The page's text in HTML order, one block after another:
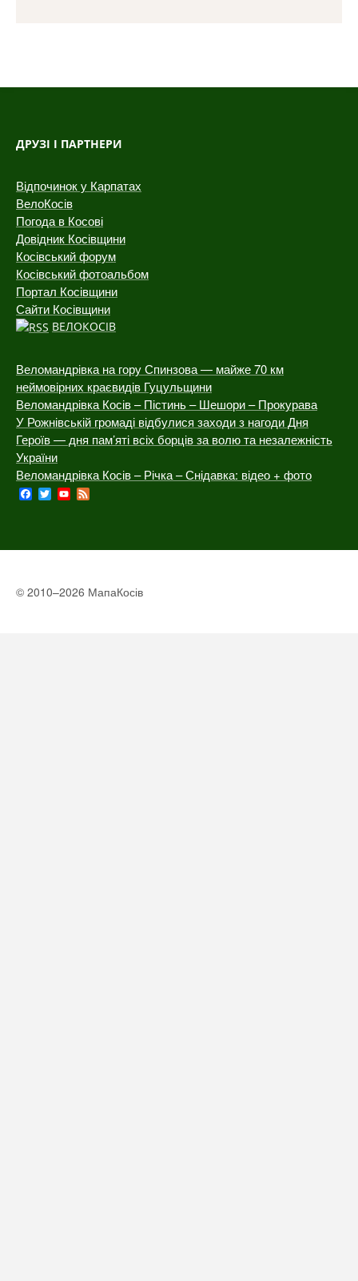
ДРУЗІ І ПАРТНЕРИ
Відпочинок у Карпатах
ВелоКосів
Погода в Косові
Довідник Косівщини
Косівський форум
Косівський фотоальбом
Портал Косівщини
Сайти Косівщини
ВЕЛОКОСІВ
Веломандрівка на гору Спинзова — майже 70 км
неймовірних краєвидів Гуцульщини
Веломандрівка Косів – Пістинь – Шешори – Прокурава
У Рожнівській громаді відбулися заходи з нагоди Дня
Героїв — дня пам’яті всіх борців за волю та незалежність
України
Веломандрівка Косів – Річка – Снідавка: відео + фото
Facebook
TwitterYouTube
Channel
© 2010–2026 МапаКосів